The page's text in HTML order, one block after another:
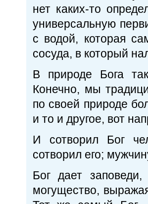
нет каких-то
универсальную
с водой, которая
сосуда, в который
В природе Бога
Конечно, мы
по своей природе
и то и другое, вот
И сотворил Бог
сотворил его;
Бог дает заповеди,
могущество,